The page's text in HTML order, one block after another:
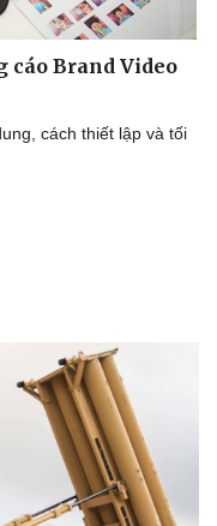
cáo Brand Video
cách thiết lập và tối